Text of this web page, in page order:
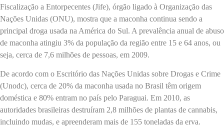
Fiscalização a Entorpecentes (Jife), órgão ligado à Organização das
Nações Unidas (ONU), mostra que a maconha continua sendo a
principal droga usada na América do Sul. A prevalência anual de abuso
de maconha atingiu 3% da população da região entre 15 e 64 anos, ou
seja, cerca de 7,6 milhões de pessoas, em 2009.
De acordo com o Escritório das Nações Unidas sobre Drogas e Crime
(Unodc), cerca de 20% da maconha usada no Brasil têm origem
doméstica e 80% entram no país pelo Paraguai. Em 2010, as
autoridades brasileiras destruíram 2,8 milhões de plantas de cannabis,
incluindo mudas, e apreenderam mais de 155 toneladas da erva.